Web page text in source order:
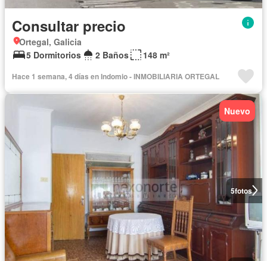
Consultar precio
Ortegal, Galicia
5 Dormitorios
2 Baños 148 m²
Hace 1 semana, 4 días en Indomio - INMOBILIARIA ORTEGAL
5fotos
Nuevo